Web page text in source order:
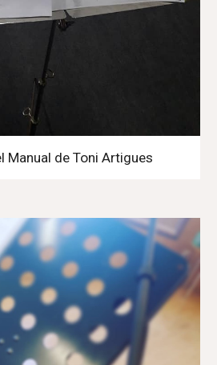
Manual de Toni Artigues